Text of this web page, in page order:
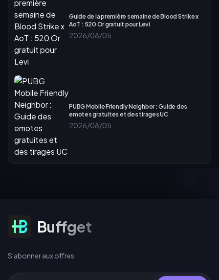
Guide de la première semaine de Blood Strike x
AoT : 520 Or gratuit pour Levi
2026/08/05
PUBG Mobile Friendly Neighbor : Guide des
emotes gratuites et des tirages UC
2026/08/05
S'abonner aux offres
Buffget
S'abonner aux offres